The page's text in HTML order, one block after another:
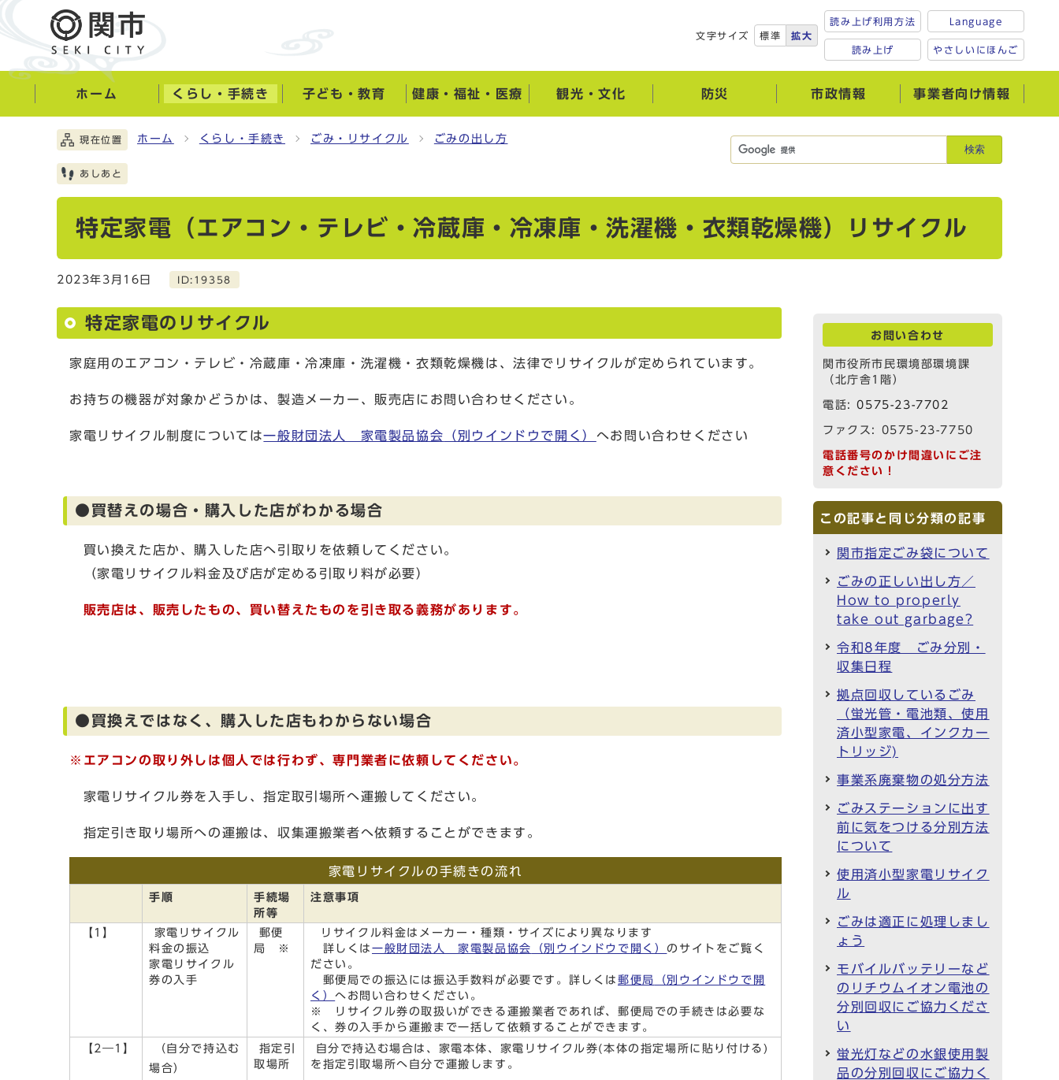
文字サイズ 標準 拡大
読み上げ利用方法
読み上げ
Language
やさしいにほんご
ホーム くらし・手続き 子ども・教育 健康・福祉・医療 観光・文化 防災 市政情報 事業者向け情報
検索
現在位置 ホーム くらし・手続き ごみ・リサイクル ごみの出し方
あしあと
特定家電（エアコン・テレビ・冷蔵庫・冷凍庫・洗濯機・衣類乾燥機）リサイクル
2023年3月16日 ID:19358
特定家電のリサイクル
家庭用のエアコン・テレビ・冷蔵庫・冷凍庫・洗濯機・衣類乾燥機は、法律でリサイクルが定められています。
お持ちの機器が対象かどうかは、製造メーカー、販売店にお問い合わせください。
家電リサイクル制度については一般財団法人 家電製品協会 （別ウインドウで開く） へお問い合わせください
●買替えの場合・購入した店がわかる場合
買い換えた店か、購入した店へ引取りを依頼してください。
（家電リサイクル料金及び店が定める引取り料が必要）
販売店は、販売したもの、買い替えたものを引き取る義務があります。
●買換えではなく、購入した店もわからない場合
※エアコンの取り外しは個人では行わず、専門業者に依頼してください。
家電リサイクル券を入手し、指定取引場所へ運搬してください。
指定引き取り場所への運搬は、収集運搬業者へ依頼することができます。
家電リサイクルの手続きの流れ
手順
手続場
所等
注意事項
【1】
家電リサイクル
料金の振込
家電リサイクル
券の入手
郵便
局 ※
リサイクル料金はメーカー・種類・サイズにより異なります
詳しくは 一般財団法人 家電製品協会 （別ウインドウで開く） のサイトをご覧く
ださい。
郵便局での振込には振込手数料が必要です。詳しくは郵便局
（別ウインドウで開
く）へお問い合わせください。
※ リサイクル券の取扱いができる運搬業者であれば、郵便局での手続きは必要な
く、券の入手から運搬まで一括して依頼することができます。
【2―1】
（自分で持込む
場合）
指定引
取場所
自分で持込む場合は、家電本体、家電リサイクル券(本体の指定場所に貼り付ける)
を指定引取場所へ自分で運搬します。
お問い合わせ
関市役所市民環境部環境課
（北庁舎1階）
電話:0575-23-7702
ファクス: 0575-23-7750
電話番号のかけ間違いにご注
意ください！
この記事と同じ分類の記事
関市指定ごみ袋について
ごみの正しい出し方／
How to properly
take out garbage?
令和8年度 ごみ分別・
収集日程
拠点回収しているごみ
（蛍光管・電池類、使用
済小型家電、インクカー
トリッジ)
事業系廃棄物の処分方法
ごみステーションに出す
前に気をつける分別方法
について
使用済小型家電リサイク
ル
ごみは適正に処理しまし
ょう
モバイルバッテリーなど
のリチウムイオン電池の
分別回収にご協力くださ
い
蛍光灯などの水銀使用製
品の分別回収にご協力く